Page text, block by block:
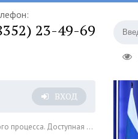
23-49-69
ВХОД
Доступная среда